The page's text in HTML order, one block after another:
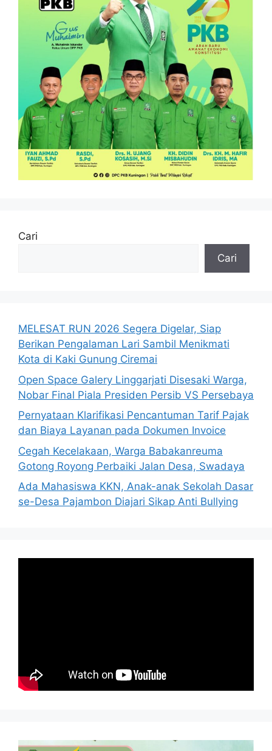
Cari
Cari
MELESAT RUN 2026 Segera Digelar, Siap
Berikan Pengalaman Lari Sambil Menikmati
Kota di Kaki Gunung Ciremai
Open Space Galery Linggarjati Disesaki Warga,
Nobar Final Piala Presiden Persib VS Persebaya
Pernyataan Klarifikasi Pencantuman Tarif Pajak
dan Biaya Layanan pada Dokumen Invoice
Cegah Kecelakaan, Warga Babakanreuma
Gotong Royong Perbaiki Jalan Desa, Swadaya
Ada Mahasiswa KKN, Anak-anak Sekolah Dasar
se-Desa Pajambon Diajari Sikap Anti Bullying